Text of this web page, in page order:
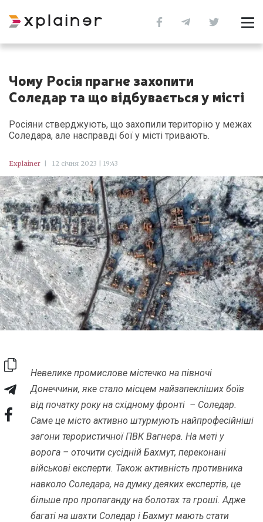
Чому Росія прагне захопити
Соледар та що відбувається у місті
Росіяни стверджують, що захопили територію у межах
Соледара, але насправді бої у місті тривають.
Explainer 12 січня 2023 | 19:43
Невелике промислове містечко на півночі
Донеччини, яке стало місцем найзапекліших боїв
від початку року на східному фронті – Соледар.
Саме це місто активно штурмують найпрофесійніші
загони терористичної ПВК Вагнера. На меті у
ворога – оточити сусідній Бахмут, переконані
військові експерти. Також активність противника
навколо Соледара, на думку деяких експертів, це
більше про пропаганду на болотах та гроші. Адже
багаті на шахти Соледар і Бахмут мають стати